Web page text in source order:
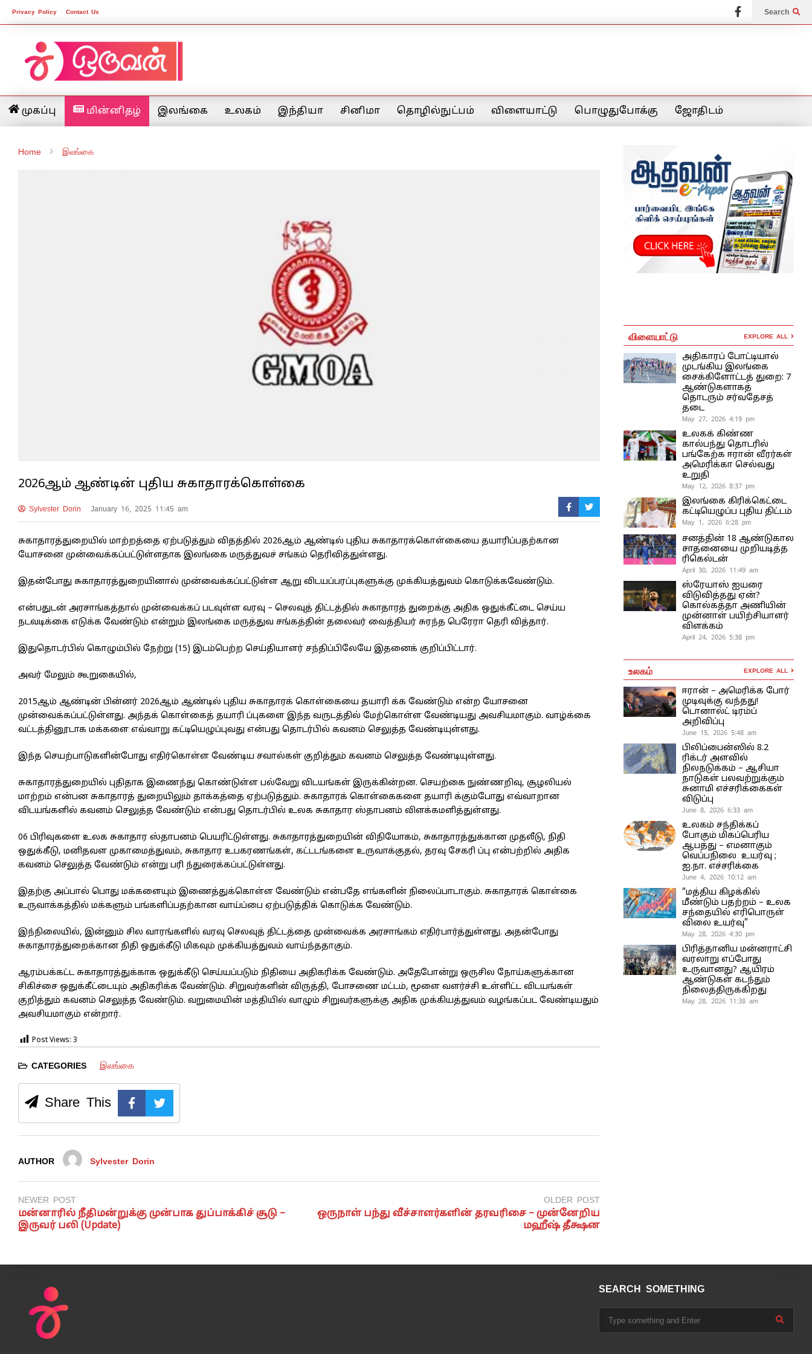
Privacy Policy Contact Us Search
முகப்பு மின்னிதழ் இலங்கை உலகம் இந்தியா சினிமா தொழில்நுட்பம் விளையாட்டு பொழுதுபோக்கு ஜோதிடம்
Home இலங்கை
2026ஆம் ஆண்டின் புதிய சுகாதாரக்கொள்கை
Sylvester Dorin January 16, 2025 11:45 am
சுகாதாரத்துறையில் மாற்றத்தை ஏற்படுத்தும் விதத்தில் 2026ஆம் ஆண்டில் புதிய சுகாதாரக்கொள்கையை தயாரிப்பதற்கான
யோசனை முன்வைக்கப்பட்டுள்ளதாக இலங்கை மருத்துவச் சங்கம் தெரிவித்துள்ளது.
இதன்போது சுகாதாரத்துறையினால் முன்வைக்கப்பட்டுள்ள ஆறு விடயப்பரப்புகளுக்கு முக்கியத்துவம் கொடுக்கவேண்டும்.
என்பதுடன் அரசாங்கத்தால் முன்வைக்கப் படவுள்ள வரவு – செலவுத் திட்டத்தில் சுகாதாரத் துறைக்கு அதிக ஒதுக்கீட்டை செய்ய
நடவடிக்கை எடுக்க வேண்டும் என்றும் இலங்கை மருத்துவ சங்கத்தின் தலைவர் வைத்தியர் சுரந்த பெரேரா தெரி வித்தார்.
இதுதொடர்பில் கொழும்பில் நேற்று (15) இடம்பெற்ற செய்தியாளர் சந்திப்பிலேயே இதனைக் குறிப்பிட்டார்.
அவர் மேலும் கூறுகையில்,
2015ஆம் ஆண்டின் பின்னர் 2026ஆம் ஆண்டில் புதிய சுகாதாரக் கொள்கையை தயாரி க்க வேண்டும் என்ற யோசனை
முன்வைக்கப்பட்டுள்ளது. அந்தக் கொள்கைத் தயாரி ப்புகளை இந்த வருடத்தில் மேற்கொள்ள வேண்டியது அவசியமாகும். வாழ்க்கை
வட்டத்தினூடாக மக்களை எவ்வாறு கட்டியெழுப்புவது என்பது தொடர்பில் கவனம் செலுத்த வேண்டியுள்ளது.
இந்த செயற்பாடுகளின்போது எதிர்கொள்ள வேண்டிய சவால்கள் குறித்தும் கவனம் செலுத்த வேண்டியுள்ளது.
சுகாதாரத்துறையில் புதிதாக இணைந்து கொண்டுள்ள பல்வேறு விடயங்கள் இருக்கின்றன. செயற்கை நுண்ணறிவு, சூழலியல்
மாற்றம் என்பன சுகாதாரத் துறையிலும் தாக்கத்தை ஏற்படுத்தும். சுகாதாரக் கொள்கைகளை தயாரி க்கும்போது எவ்வாறான
விடயங்களில் கவனம் செலுத்த வேண்டும் என்பது தொடர்பில் உலக சுகாதார ஸ்தாபனம் விளக்கமளித்துள்ளது.
06 பிரிவுகளை உலக சுகாதார ஸ்தாபனம் பெயரிட்டுள்ளது. சுகாதாரத்துறையின் விநியோகம், சுகாதாரத்துக்கான முதலீடு, நிதி
ஒதுக்கீடு, மனிதவள முகாமைத்துவம், சுகாதார உபகரணங்கள், கட்டடங்களை உருவாக்குதல், தரவு சேகரி ப்பு என்பற்றில் அதிக
கவனம் செலுத்த வேண்டும் என்று பரி ந்துரைக்கப்பட்டுள்ளது.
இதற்கு அப்பால் பொது மக்களையும் இணைத்துக்கொள்ள வேண்டும் என்பதே எங்களின் நிலைப்பாடாகும். சுகாதாரக் கொள்கை
உருவாக்கத்தில் மக்களும் பங்களிப்பதற்கான வாய்ப்பை ஏற்படுத்திக் கொடுக்க வேண்டும்.
இந்நிலையில், இன்னும் சில வாரங்களில் வரவு செலவுத் திட்டத்தை முன்வைக்க அரசாங்கம் எதிர்பார்த்துள்ளது. அதன்போது
சுகாதாரத்துறைக்கான நிதி ஒதுக்கீடு மிகவும் முக்கியத்துவம் வாய்ந்ததாகும்.
ஆரம்பக்கட்ட சுகாதாரத்துக்காக ஒதுக்கீடு செய்யப்படும் நிதியை அதிகரிக்க வேண்டும். அதேபோன்று ஒருசில நோய்களுக்கான
சிகிச்சை ஒதுக்கீட்டையும் அதிகரிக்க வேண்டும். சிறுவர்களின் விருத்தி, போசணை மட்டம், மூளை வளர்ச்சி உள்ளிட்ட விடயங்கள்
குறித்தும் கவனம் செலுத்த வேண்டும். வறுமையின் மத்தியில் வாழும் சிறுவர்களுக்கு அதிக முக்கியத்துவம் வழங்கப்பட வேண்டியதும்
அவசியமாகும் என்றார்.
Post Views: 3
CATEGORIES இலங்கை
Share This
AUTHOR Sylvester Dorin
NEWER POST
மன்னாரில் நீதிமன்றுக்கு முன்பாக துப்பாக்கிச் சூடு –
இருவர் பலி (Update)
OLDER POST
ஒருநாள் பந்து வீச்சாளர்களின் தரவரிசை – முன்னேறிய
மஹீஷ் தீக்ஷன
விளையாட்டு EXPLORE ALL
அதிகாரப் போட்டியால்
முடங்கிய இலங்கை
சைக்கிளோட்டத் துறை: 7
ஆண்டுகளாகத்
தொடரும் சர்வதேசத்
தடை
May 27, 2026 4:19 pm
உலகக் கிண்ண
கால்பந்து தொடரில்
பங்கேற்க ஈரான் வீரர்கள்
அமெரிக்கா செல்வது
உறுதி
May 12, 2026 8:37 pm
இலங்கை கிரிக்கெட்டை
கட்டியெழுப்ப புதிய திட்டம்
May 1, 2026 6:28 pm
சனத்தின் 18 ஆண்டுகால
சாதனையை முறியடித்த
ரிகெல்டன்
April 30, 2026 11:49 am
ஸ்ரேயாஸ் ஐயரை
விடுவித்தது ஏன்?
கொல்கத்தா அணியின்
முன்னாள் பயிற்சியாளர்
விளக்கம்
April 24, 2026 5:38 pm
உலகம் EXPLORE ALL
ஈரான் – அமெரிக்க போர்
முடிவுக்கு வந்தது!
டொனால்ட் டிரம்ப்
அறிவிப்பு
June 15, 2026 5:48 am
பிலிப்பைன்ஸில் 8.2
ரிக்டர் அளவில்
நிலநடுக்கம் – ஆசியா
நாடுகள் பலவற்றுக்கும்
சுனாமி எச்சரிக்கைகள்
விடுப்பு
June 8, 2026 6:33 am
உலகம் சந்திக்கப்
போகும் மிகப்பெரிய
ஆபத்து – எமனாகும்
வெப்பநிலை உயர்வு ;
ஐ.நா. எச்சரிக்கை
June 4, 2026 10:12 am
“மத்திய கிழக்கில்
மீண்டும் பதற்றம் – உலக
சந்தையில் எரிபொருள்
விலை உயர்வு”
May 28, 2026 4:30 pm
பிரித்தானிய மன்னராட்சி
வரலாறு எப்போது
உருவானது? ஆயிரம்
ஆண்டுகள் கடந்தும்
நிலைத்திருக்கிறது
May 28, 2026 11:38 am
SEARCH SOMETHING